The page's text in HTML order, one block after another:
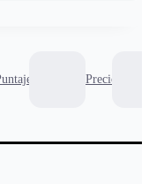
Precio